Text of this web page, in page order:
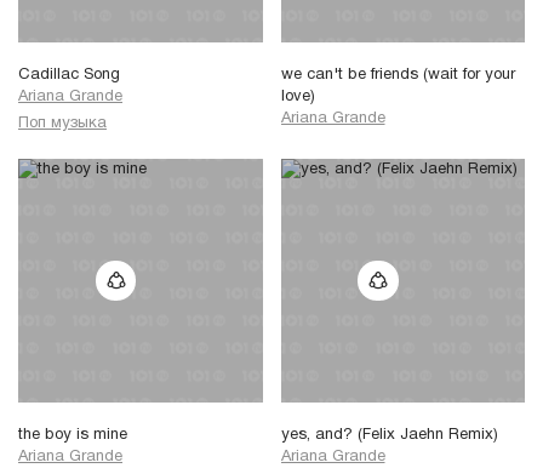
Cadillac Song
Ariana Grande
Поп музыка
we can't be friends (wait for your
love)
Ariana Grande
the boy is mine
Ariana Grande
yes, and? (Felix Jaehn Remix)
Ariana Grande